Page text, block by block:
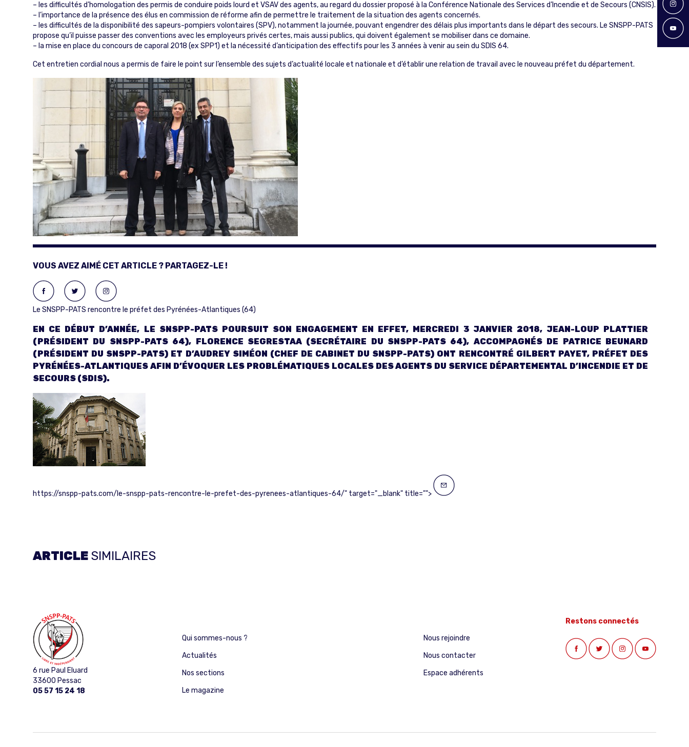
– les difficultés d’homologation des permis de conduire poids lourd et VSAV des agents, au regard du dossier proposé à la Conférence Nationale des Services d’Incendie et de Secours (CNSIS).
– l’importance de la présence des élus en commission de réforme afin de permettre le traitement de la situation des agents concernés.
– les difficultés de la disponibilité des sapeurs-pompiers volontaires (SPV), notamment la journée, pouvant engendrer des délais plus importants dans le départ des secours. Le SNSPP-PATS
propose qu’il puisse passer des conventions avec les employeurs privés certes, mais aussi publics, qui doivent également se mobiliser dans ce domaine.
– la mise en place du concours de caporal 2018 (ex SPP1) et la nécessité d’anticipation des effectifs pour les 3 années à venir au sein du SDIS 64.
Cet entretien cordial nous a permis de faire le point sur l’ensemble des sujets d’actualité locale et nationale et d’établir une relation de travail avec le nouveau préfet du département.
VOUS AVEZ AIMÉ CET ARTICLE ? PARTAGEZ-LE !
Le SNSPP-PATS rencontre le préfet des Pyrénées-Atlantiques (64)
EN CE DÉBUT D’ANNÉE, LE SNSPP-PATS POURSUIT SON ENGAGEMENT EN EFFET, MERCREDI 3 JANVIER 2018, JEAN-LOUP PLATTIER
(PRÉSIDENT DU SNSPP-PATS 64), FLORENCE SEGRESTAA (SECRÉTAIRE DU SNSPP-PATS 64), ACCOMPAGNÉS DE PATRICE BEUNARD
(PRÉSIDENT DU SNSPP-PATS) ET D’AUDREY SIMÉON (CHEF DE CABINET DU SNSPP-PATS) ONT RENCONTRÉ GILBERT PAYET, PRÉFET DES
PYRÉNÉES-ATLANTIQUES AFIN D’ÉVOQUER LES PROBLÉMATIQUES LOCALES DES AGENTS DU SERVICE DÉPARTEMENTAL D’INCENDIE ET DE
SECOURS (SDIS).
https://snspp-pats.com/le-snspp-pats-rencontre-le-prefet-des-pyrenees-atlantiques-64/" target="_blank" title="">
ARTICLE SIMILAIRES
6 rue Paul Eluard
33600 Pessac
05 57 15 24 18
Qui sommes-nous ?
Actualités
Nos sections
Le magazine
Nous rejoindre
Nous contacter
Espace adhérents
Restons connectés